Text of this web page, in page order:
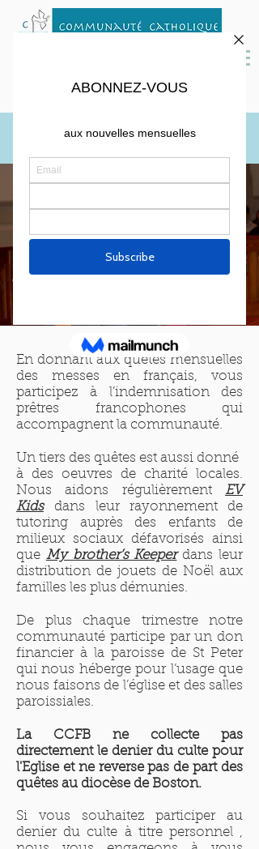
Dons à l'église
En donnant aux quêtes mensuelles
des messes en français, vous
participez à l’indemnisation des
prêtres francophones qui
accompagnent la communauté.
Un tiers des quêtes est aussi donné
à des oeuvres de charité locales.
Nous aidons régulièrement EV
Kidsdans leur rayonnement de
tutoring auprès des enfants de
milieux sociaux défavorisés ainsi
que My brother’s Keeper dans leur
distribution de jouets de Noël aux
familles les plus démunies.
De plus chaque trimestre notre
communauté participe par un don
financier à la paroisse de St Peter
qui nous héberge pour l’usage que
nous faisons de l’église et des salles
paroissiales.
La CCFB ne collecte pas
directement le denier du culte pour
l'Eglise et ne reverse pas de part des
quêtes au diocèse de Boston.
Si vous souhaitez participer au
denier du culte à titre personnel ,